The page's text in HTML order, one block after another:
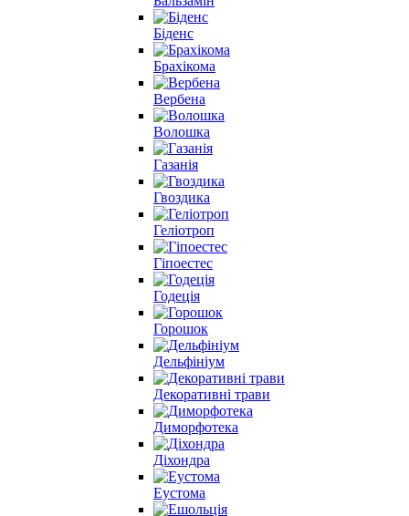
Біденс
Брахікома
Вербена
Волошка
Газанія
Гвоздика
Геліотроп
Гіпоестес
Годеція
Горошок
Дельфініум
Декоративні трави
Диморфотека
Діхондра
Еустома